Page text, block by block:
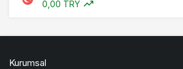
0,00 TRY
Kurumsal